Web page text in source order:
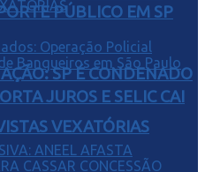
SP É CONDENADO
VEXATÓRIAS
PÚBLICO EM SP
JUROS E SELIC CAI